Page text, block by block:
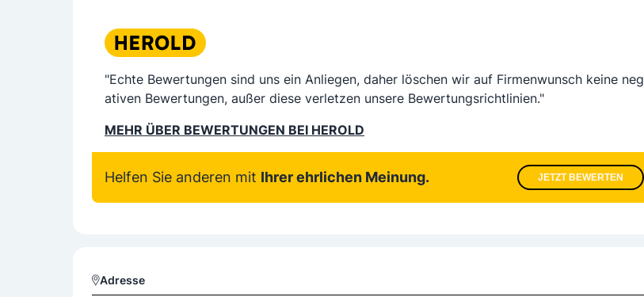
"Echte Bewertungen sind uns ein Anliegen, daher löschen wir auf Firmenwunsch keine neg
ativen Bewertungen, außer diese verletzen unsere Bewertungsrichtlinien."
MEHR ÜBER BEWERTUNGEN BEI HEROLD
Helfen Sie anderen mit Ihrer ehrlichen Meinung. JETZT BEWERTEN
Adresse